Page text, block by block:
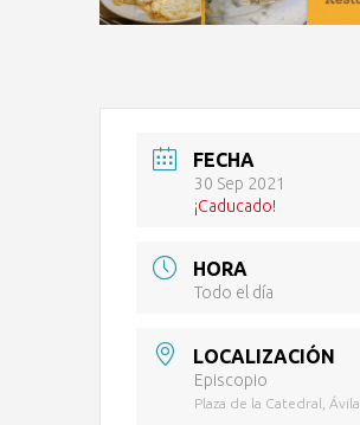
FECHA
30 Sep 2021
¡Caducado!
HORA
Todo el día
LOCALIZACIÓN
Episcopio
Plaza de la Catedral, Ávila